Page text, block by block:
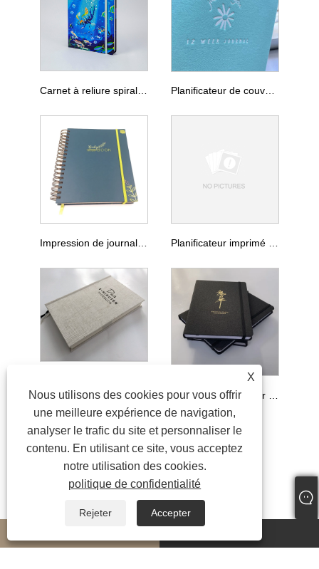
Carnet à reliure spirale avec impression de bande élastique Planificateur de couverture en tissu de lin 2026, impression personnalisée
Impression de journal planificateur cahier propre conçu
X
Nous utilisons des cookies pour vous offrir
une meilleure expérience de navigation,
analyser le trafic du site et personnaliser le
contenu. En utilisant ce site, vous acceptez
notre utilisation des cookies.
politique de confidentialité
Rejeter Accepter